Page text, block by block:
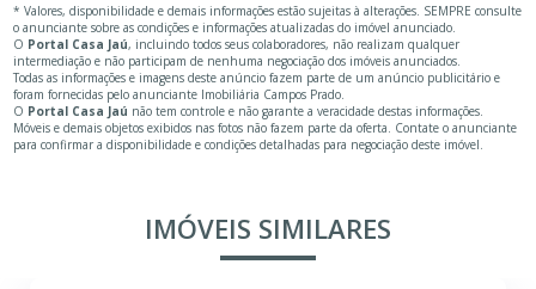
* Valores, disponibilidade e demais informações estão sujeitas à alterações. SEMPRE consulte
o anunciante sobre as condições e informações atualizadas do imóvel anunciado.
O Portal Casa Jaú, incluindo todos seus colaboradores, não realizam qualquer
intermediação e não participam de nenhuma negociação dos imóveis anunciados.
Todas as informações e imagens deste anúncio fazem parte de um anúncio publicitário e
foram fornecidas pelo anunciante Imobiliária Campos Prado.
O Portal Casa Jaú não tem controle e não garante a veracidade destas informações.
Móveis e demais objetos exibidos nas fotos não fazem parte da oferta. Contate o anunciante
para confirmar a disponibilidade e condições detalhadas para negociação deste imóvel.
IMÓVEIS SIMILARES